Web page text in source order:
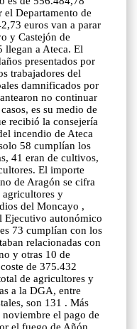
el Departamento de
euros van a parar
y Castejón de
llegan a Ateca. El
presentados por
trabajadores del
damnificados por
no continuar
es su medio de
recibió la consejería
incendio de Ateca
58 cumplían los
41 eran de cultivos,
El importe
de Aragón se cifra
agricultores y
del Moncayo ,
Ejecutivo autonómico
73 cumplían con los
relacionadas con
y otras 10 de
de 375.432
de agricultores y
a la DGA, entre
son 131 . Más
el pago de